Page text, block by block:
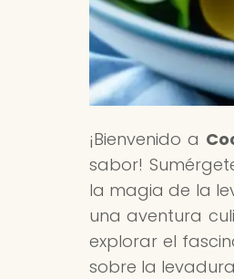
¡Bienvenido a
sabor!
la magia de la
una aventura
explorar el
sobre la